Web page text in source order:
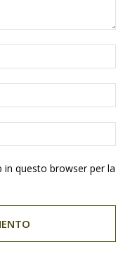
in questo browser per la